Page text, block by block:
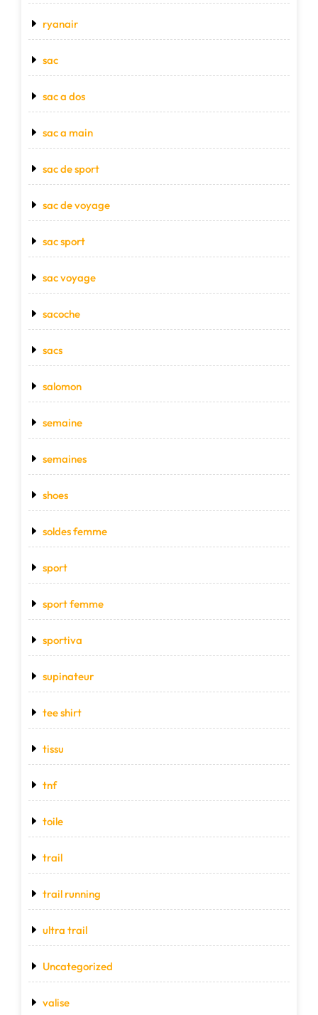
ryanair
sac
sac a dos
sac a main
sac de sport
sac de voyage
sac sport
sac voyage
sacoche
sacs
salomon
semaine
semaines
shoes
soldes femme
sport
sport femme
sportiva
supinateur
tee shirt
tissu
tnf
toile
trail
trail running
ultra trail
Uncategorized
valise